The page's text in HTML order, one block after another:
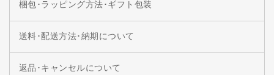
梱包･ラッピング方法･ギフト包装
送料･配送方法･納期について
返品･キャンセルについて